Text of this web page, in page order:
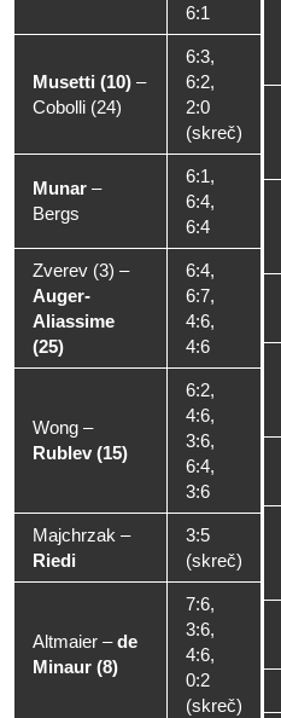
6:1
Musetti (10) –
Cobolli (24)
6:3,
6:2,
2:0
(skreč)
Munar –
Bergs
6:1,
6:4,
6:4
Zverev (3) –
Auger-
Aliassime
(25)
6:4,
6:7,
4:6,
4:6
Wong –
Rublev (15)
6:2,
4:6,
3:6,
6:4,
3:6
Majchrzak –
Riedi
3:5
(skreč)
Altmaier –de
Minaur (8)
7:6,
3:6,
4:6,
0:2
(skreč)